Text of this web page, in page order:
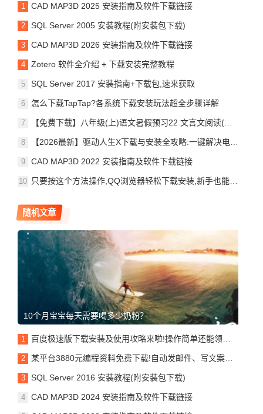
CAD MAP3D 2025 安装指南及软件下载链接
SQL Server 2005 安装教程(附安装包下载)
CAD MAP3D 2026 安装指南及软件下载链接
Zotero 软件全介绍 + 下载安装完整教程
SQL Server 2017 安装指南+下载包,速来获取
怎么下载TapTap?各系统下载安装玩法超全步骤详解
【免费下载】八年级(上)语文暑假预习22 文言文阅读(一),电子版,可打印
【2026最新】驱动人生X下载与安装全攻略:一键解决电脑驱动难题,告别蓝屏卡顿
CAD MAP3D 2022 安装指南及软件下载链接
只要按这个方法操作,QQ浏览器轻松下载安装,新手也能快速上手并使用!
随机文章
10个月宝宝每天需要喝多少奶粉？
百度极速版下载安装及使用攻略来啦!操作简单还能领金币,快来试试吧!
某平台3880元编程资料免费下载!自动发邮件、写文案、破解下载网络资源等
SQL Server 2016 安装教程(附安装包下载)
CAD MAP3D 2024 安装指南及软件下载链接